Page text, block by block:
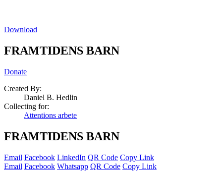
Download
FRAMTIDENS BARN
Donate
Created By:
Daniel B. Hedlin
Collecting for:
Attentions arbete
FRAMTIDENS BARN
Email Facebook LinkedIn QR Code Copy Link
Email Facebook Whatsapp QR Code Copy Link